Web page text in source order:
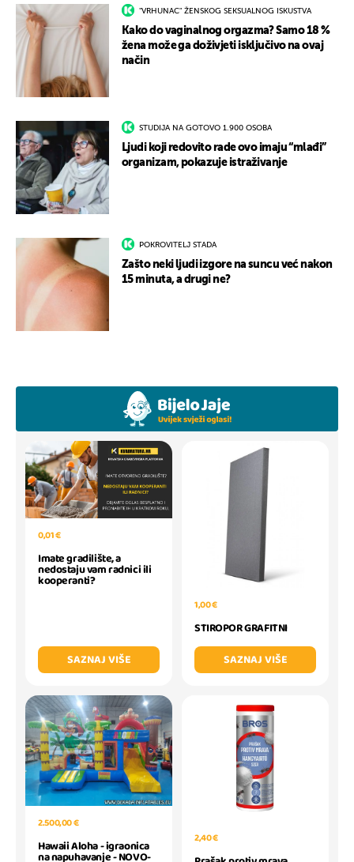
"VRHUNAC" ŽENSKOG SEKSUALNOG ISKUSTVA
Kako do vaginalnog orgazma? Samo 18 %
žena može ga doživjeti isključivo na ovaj
način
STUDIJA NA GOTOVO 1.900 OSOBA
Ljudi koji redovito rade ovo imaju “mlađi”
organizam, pokazuje istraživanje
POKROVITELJ STADA
Zašto neki ljudi izgore na suncu već nakon
15 minuta, a drugi ne?
0,01 €
Imate gradilište, a
nedostaju vam radnici ili
kooperanti?
SAZNAJ VIŠE
1,00 €
STIROPOR GRAFITNI
SAZNAJ VIŠE
2.500,00 €
Hawaii Aloha - igraonica
na napuhavanje - NOVO-
2,40 €